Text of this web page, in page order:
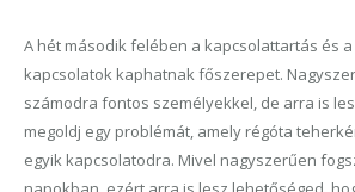
A hét második felében a kapcsolattartás és
kapcsolatok kaphatnak főszerepet.
számodra fontos személyekkel, de arra is
megoldj egy problémát, amely régóta
egyik kapcsolatodra. Mivel nagyszerűen